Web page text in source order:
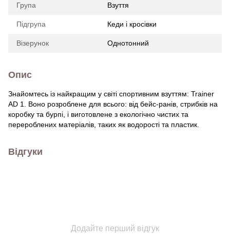
Група Взуття
Підгрупа Кеди і кросівки
Візерунок Однотонний
Опис
Знайомтесь із найкращим у світі спортивним взуттям: Trainer
AD 1. Воно розроблене для всього: від бейс-ранів, стрибків на
коробку та бурпі, і виготовлене з екологічно чистих та
перероблених матеріалів, таких як водорості та пластик.
Відгуки
Додайте перший відгук